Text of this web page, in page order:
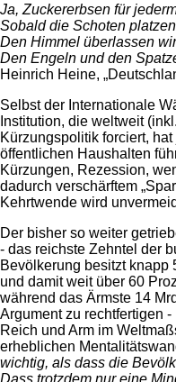
Ja, Zuckererbsen für
Sobald die Schoten
Den Himmel überlassen wir
Den Engeln und den
Heinrich Heine,
Selbst der Internationale
Institution, die weltweit
Kürzungspolitik forciert, hat
öffentlichen Haushalten
Kürzungen, Rezession,
dadurch verschärftem
Kehrtwende wird
Der bisher so weiter
- das reichste Zehntel der
Bevölkerung besitzt knapp
und damit weit über 60
während das Ärmste 14
Argument zu rechtfertigen
Reich und Arm im
erheblichen
wichtig, als dass die
Dass trotzdem nur eine